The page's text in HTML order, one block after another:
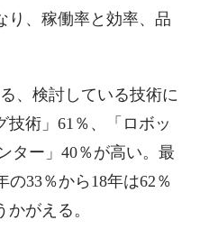
り、稼働率と効率、品
、検討している技術に
技術」61％、「ロボッ
ター」40％が高い。最
33％から18年は62％
がえる。